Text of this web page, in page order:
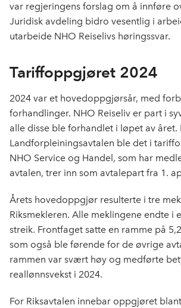
var regjeringens forslag om å innføre
Juridisk avdeling bidro vesentlig i
utarbeide NHO Reiselivs høringssvar.
Tariffoppgjøret 2024
2024 var et hovedoppgjørsår, med
forhandlinger. NHO Reiseliv er part i
alle disse ble forhandlet i løpet av året.
Landforpleiningsavtalen ble det i
NHO Service og Handel, som har
avtalen, trer inn som avtalepart fra 1.
Årets hovedoppgjør resulterte i tre
Riksmekleren. Alle meklingene endte i
streik. Frontfaget satte en ramme på
som også ble førende for de øvrige
rammen var svært høy og medførte
reallønnsvekst i 2024.
For Riksavtalen innebar oppgjøret